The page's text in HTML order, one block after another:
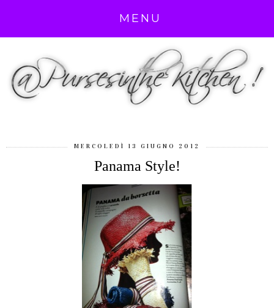
MENU
MERCOLEDÌ 13 GIUGNO 2012
Panama Style!